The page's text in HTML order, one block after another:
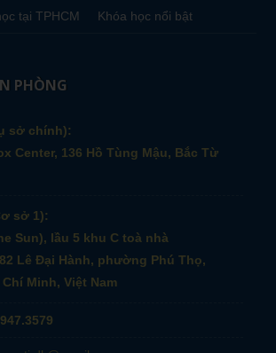
tại TPHCM
Khóa học nổi bật
PHÒNG
sở chính):
Center, 136 Hồ Tùng Mậu, Bắc Từ
sở 1):
Sun), lầu 5 khu C toà nhà
Lê Đại Hành, phường Phú Thọ,
Minh, Việt Nam